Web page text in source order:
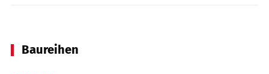
Baureihen